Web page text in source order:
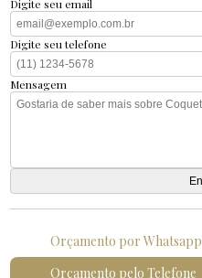
Digite seu email
Digite seu telefone
Mensagem
Orçamento por Whatsapp
Orçamento pelo Telefone